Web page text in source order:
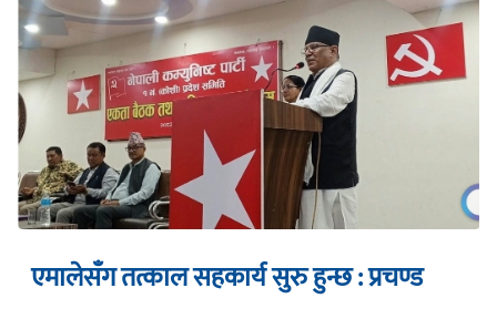
एमालेसँग तत्काल सहकार्य सुरु हुन्छ : प्रचण्ड